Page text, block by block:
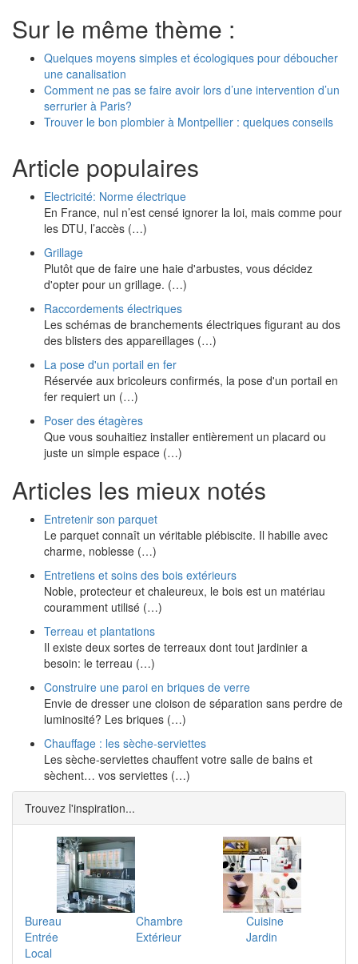
Sur le même thème :
Quelques moyens simples et écologiques pour déboucher
une canalisation
Comment ne pas se faire avoir lors d’une intervention d’un
serrurier à Paris?
Trouver le bon plombier à Montpellier : quelques conseils
Article populaires
Electricité: Norme électrique
En France, nul n’est censé ignorer la loi, mais comme pour
les DTU, l’accès (…)
Grillage
Plutôt que de faire une haie d'arbustes, vous décidez
d'opter pour un grillage. (…)
Raccordements électriques
Les schémas de branchements électriques figurant au dos
des blisters des appareillages (…)
La pose d'un portail en fer
Réservée aux bricoleurs confirmés, la pose d'un portail en
fer requiert un (…)
Poser des étagères
Que vous souhaitiez installer entièrement un placard ou
juste un simple espace (…)
Articles les mieux notés
Entretenir son parquet
Le parquet connaît un véritable plébiscite. Il habille avec
charme, noblesse (…)
Entretiens et soins des bois extérieurs
Noble, protecteur et chaleureux, le bois est un matériau
couramment utilisé (…)
Terreau et plantations
Il existe deux sortes de terreaux dont tout jardinier a
besoin: le terreau (…)
Construire une paroi en briques de verre
Envie de dresser une cloison de séparation sans perdre de
luminosité? Les briques (…)
Chauffage : les sèche-serviettes
Les sèche-serviettes chauffent votre salle de bains et
sèchent… vos serviettes (…)
Trouvez l'inspiration...
Bureau Chambre
Cuisine
Entrée
Extérieur
Jardin
Local